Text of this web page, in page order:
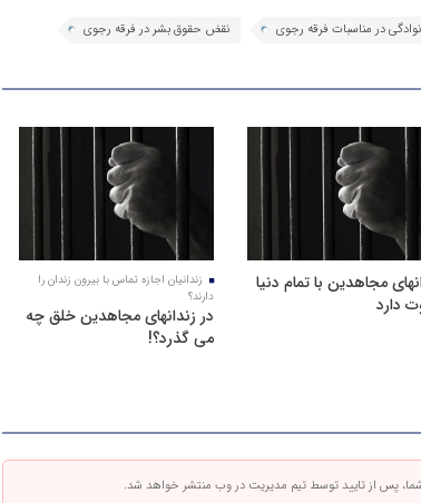
در مناسبات فرقه رجوی نقض حقوق بشر در فرقه رجوی
مجاهدین با تمام دنیا
دارد
زندانیان اجازه تماس با بیرون زندان را
دارند؟
در زندانهای مجاهدین خلق چه
می گذرد؟!
پس از تایید توسط تیم مدیریت در وب منتشر خواهد شد.